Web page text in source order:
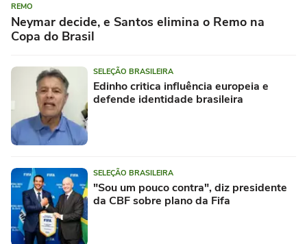
REMO
Neymar decide, e Santos elimina o Remo na
Copa do Brasil
SELEÇÃO BRASILEIRA
Edinho critica influência europeia e
defende identidade brasileira
SELEÇÃO BRASILEIRA
"Sou um pouco contra", diz presidente
da CBF sobre plano da Fifa